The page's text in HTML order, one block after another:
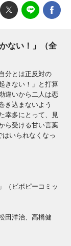
ない！」（全
分とは正反対の
きない！」と打算
違いから二人は恋
き込まないよう
幸多にとって、見
ら受ける甘い言葉
はいられなくなっ
（ビボピーコミッ
洋治、高橋健